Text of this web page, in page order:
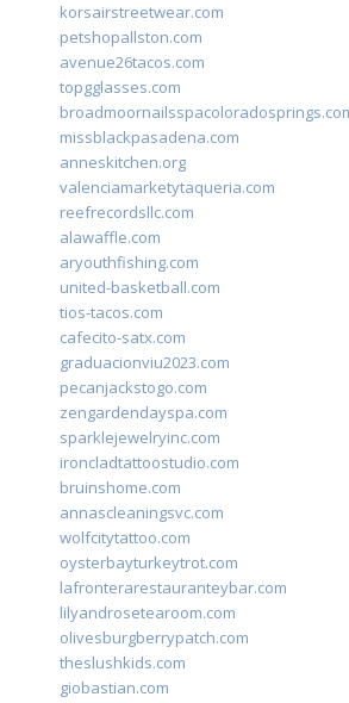
korsairstreetwear.com
petshopallston.com
avenue26tacos.com
topgglasses.com
missblackpasadena.com
anneskitchen.org
valenciamarketytaqueria.com
reefrecordsllc.com
alawaffle.com
aryouthfishing.com
united-basketball.com
tios-tacos.com
cafecito-satx.com
graduacionviu2023.com
pecanjackstogo.com
zengardendayspa.com
sparklejewelryinc.com
ironcladtattoostudio.com
bruinshome.com
annascleaningsvc.com
wolfcitytattoo.com
oysterbayturkeytrot.com
lafronterarestauranteybar.com
lilyandrosetearoom.com
olivesburgberrypatch.com
theslushkids.com
giobastian.com